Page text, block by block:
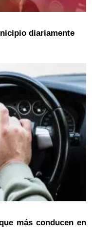
diariamente
más conducen en